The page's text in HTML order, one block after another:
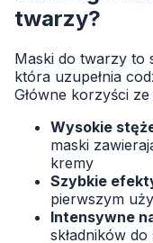
twarzy?
Maski do twarzy to
która uzupełnia
Główne korzyści
Wysokie
maski
kremy
Szybkie
pierwszym
Intensywne
składników